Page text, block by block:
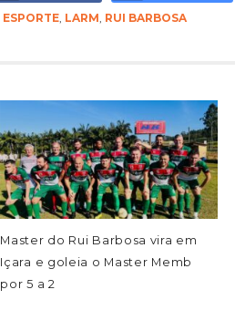
ESPORTE, LARM, RUI BARBOSA
Master do Rui Barbosa vira em
Içara e goleia o Master Memb
por 5 a 2